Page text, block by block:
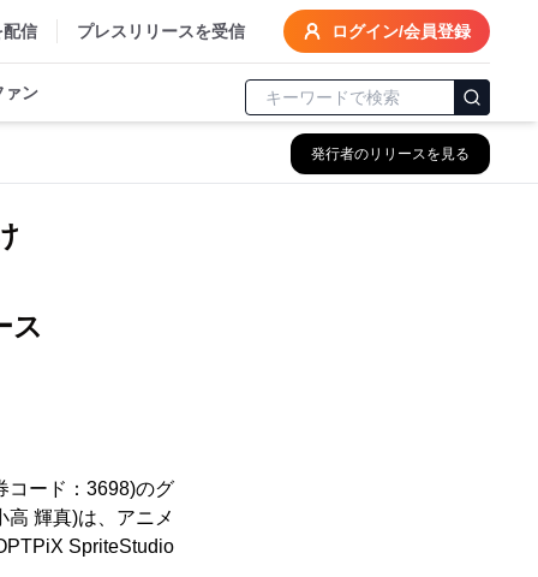
配信 プレスリリースを受信 ログイン/会員登録
ァン
発行者のリリースを見る
ス
コード：3698)のグ
輝真)は、アニメ
SpriteStudio